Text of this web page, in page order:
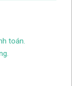
toán.